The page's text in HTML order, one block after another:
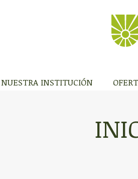
NUESTRA INSTITUCIÓN
NUESTRA